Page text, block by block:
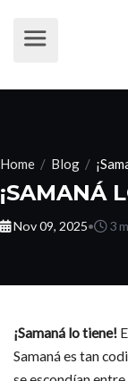
Home / Blog /
¡SAMANÁ
Nov 09, 2025• 3
¡Samaná lo tiene!
Samaná es tan